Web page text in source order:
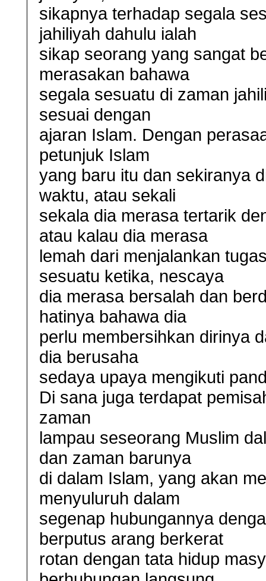
sikapnya terhadap segala
jahiliyah dahulu ialah
sikap seorang yang sangat
merasakan bahawa
segala sesuatu di zaman
sesuai dengan
ajaran Islam. Dengan
petunjuk Islam
yang baru itu dan sekiranya
waktu, atau sekali
sekala dia merasa tertarik
atau kalau dia merasa
lemah dari menjalankan
sesuatu ketika, nescaya
dia merasa bersalah dan
hatinya bahawa dia
perlu membersihkan dirinya
dia berusaha
sedaya upaya mengikuti
Di sana juga terdapat
zaman
lampau seseorang Muslim
dan zaman barunya
di dalam Islam, yang akan
menyuluruh dalam
segenap hubungannya
berputus arang berkerat
rotan dengan tata hidup